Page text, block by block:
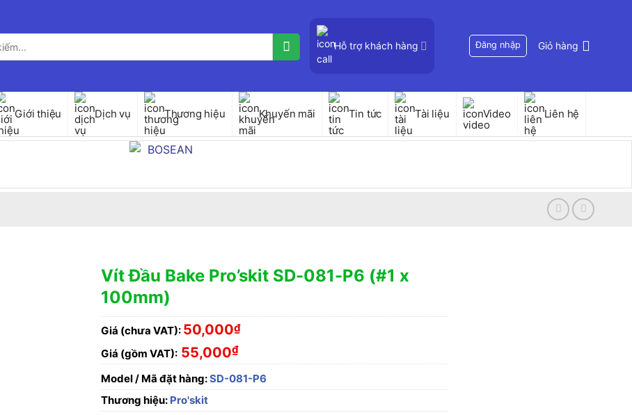
Hỗ trợ khách hàng Đăng nhập Giỏ hàng
Giới thiệu Dịch vụ Thương hiệu Khuyến mãi Tin tức Tài liệu Video Liên hệ
Vít Đầu Bake Pro’skit SD-081-P6 (#1 x
100mm)
Giá (chưa VAT): 50,000₫
Giá (gồm VAT): 55,000₫
Model / Mã đặt hàng:SD-081-P6
Thương hiệu: Pro'skit